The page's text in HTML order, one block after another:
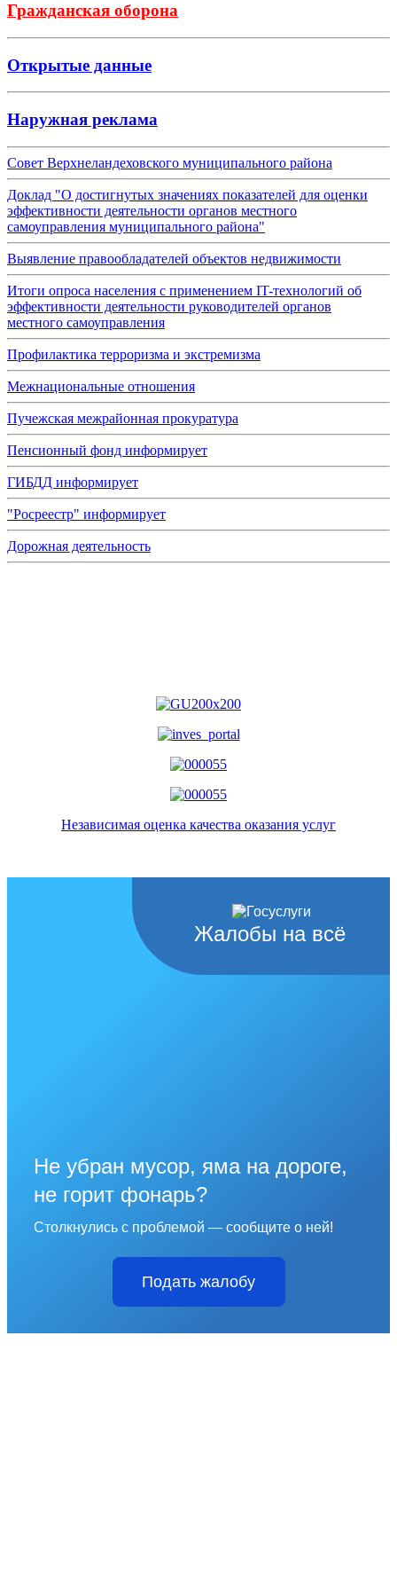
Гражданская оборона
Открытые данные
Наружная реклама
Совет Верхнеландеховского муниципального района
Доклад "О достигнутых значениях показателей для оценки
эффективности деятельности органов местного
самоуправления муниципального района"
Выявление правообладателей объектов недвижимости
Итоги опроса населения с применением IT-технологий об
эффективности деятельности руководителей органов
местного самоуправления
Профилактика терроризма и экстремизма
Межнациональные отношения
Пучежская межрайонная прокуратура
Пенсионный фонд информирует
ГИБДД информирует
"Росреестр" информирует
Дорожная деятельность
Независимая оценка качества оказания услуг
Жалобы на всё
Не убран мусор, яма на дороге,
не горит фонарь?
Столкнулись с проблемой — сообщите о ней!
Подать жалобу